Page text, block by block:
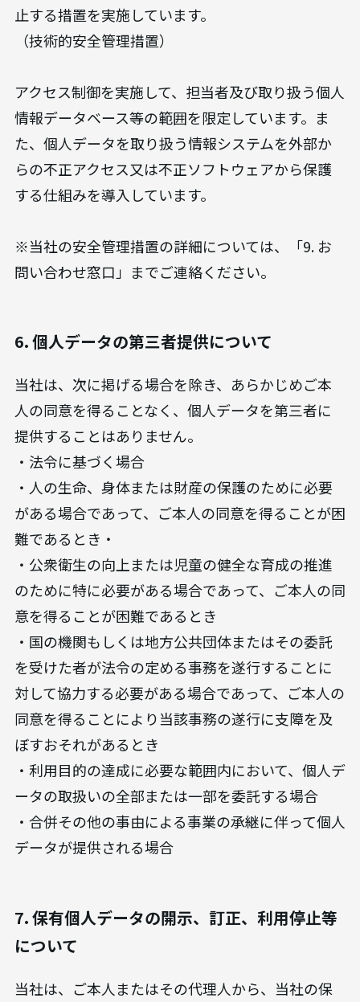
止する措置を実施しています。
（技術的安全管理措置）
アクセス制御を実施して、担当者及び取り扱う個人
情報データベース等の範囲を限定しています。ま
た、個人データを取り扱う情報システムを外部か
らの不正アクセス又は不正ソフトウェアから保護
する仕組みを導入しています。
※当社の安全管理措置の詳細については、「9. お
問い合わせ窓口」までご連絡ください。
6. 個人データの第三者提供について
当社は、次に掲げる場合を除き、あらかじめご本
人の同意を得ることなく、個人データを第三者に
提供することはありません。
・法令に基づく場合
・人の生命、身体または財産の保護のために必要
がある場合であって、ご本人の同意を得ることが困
難であるとき・
・公衆衛生の向上または児童の健全な育成の推進
のために特に必要がある場合であって、ご本人の同
意を得ることが困難であるとき
・国の機関もしくは地方公共団体またはその委託
を受けた者が法令の定める事務を遂行することに
対して協力する必要がある場合であって、ご本人の
同意を得ることにより当該事務の遂行に支障を及
ぼすおそれがあるとき
・利用目的の達成に必要な範囲内において、個人デ
ータの取扱いの全部または一部を委託する場合
・合併その他の事由による事業の承継に伴って個人
データが提供される場合
7. 保有個人データの開示、訂正、利用停止等
について
当社は、ご本人またはその代理人から、当社の保